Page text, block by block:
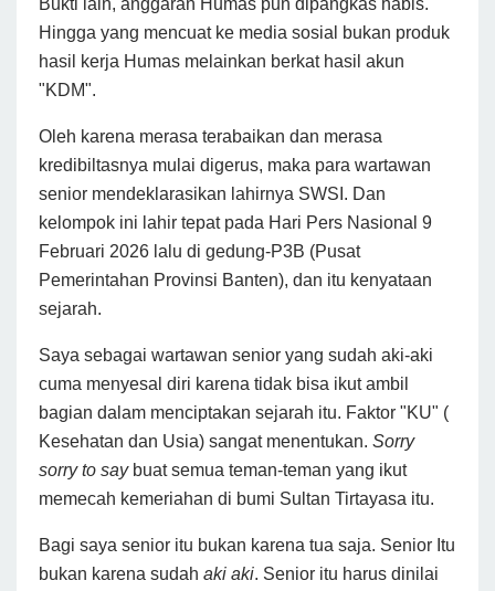
Bukti lain, anggaran Humas pun dipangkas habis.
Hingga yang mencuat ke media sosial bukan produk
hasil kerja Humas melainkan berkat hasil akun
"KDM".
Oleh karena merasa terabaikan dan merasa
kredibiltasnya mulai digerus, maka para wartawan
senior mendeklarasikan lahirnya SWSI. Dan
kelompok ini lahir tepat pada Hari Pers Nasional 9
Februari 2026 lalu di gedung-P3B (Pusat
Pemerintahan Provinsi Banten), dan itu kenyataan
sejarah.
Saya sebagai wartawan senior yang sudah aki-aki
cuma menyesal diri karena tidak bisa ikut ambil
bagian dalam menciptakan sejarah itu. Faktor "KU" (
Kesehatan dan Usia) sangat menentukan. Sorry
sorry to saybuat semua teman-teman yang ikut
memecah kemeriahan di bumi Sultan Tirtayasa itu.
Bagi saya senior itu bukan karena tua saja. Senior Itu
bukan karena sudah aki aki. Senior itu harus dinilai